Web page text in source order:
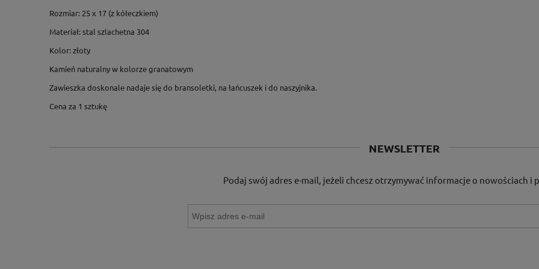
Rozmiar: 25 x 17 (z kółeczkiem)
Materiał: stal szlachetna 304
Kolor: złoty
Kamień naturalny w kolorze granatowym
Zawieszka doskonale nadaje się do bransoletki, na łańcuszek i do naszyjnika.
Cena za 1 sztukę
NEWSLETTER
Podaj swój adres e-mail, jeżeli chcesz otrzymywać informacje o nowościach i